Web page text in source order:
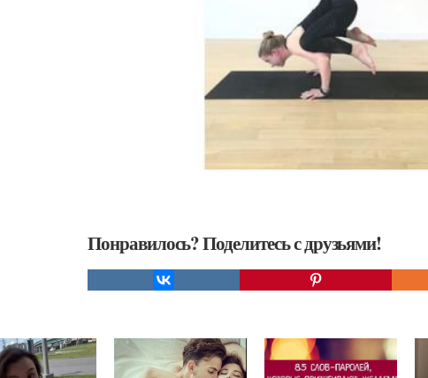
Понравилось? Поделитесь с друзьями!